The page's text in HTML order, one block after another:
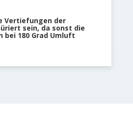
Vertiefungen der
sein, da sonst die
180 Grad Umluft